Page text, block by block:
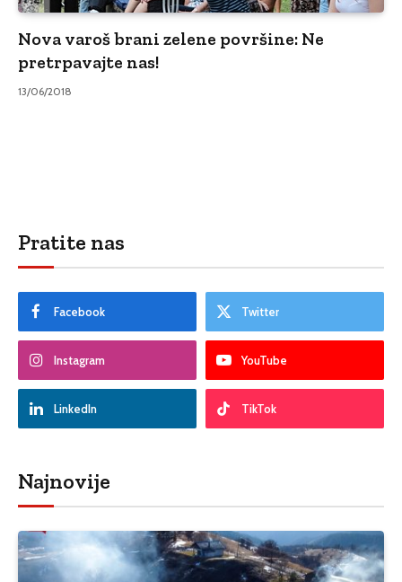
Nova varoš brani zelene površine: Ne
pretrpavajte nas!
13/06/2018
Pratite nas
Facebook Twitter
Instagram YouTube
LinkedIn TikTok
Najnovije